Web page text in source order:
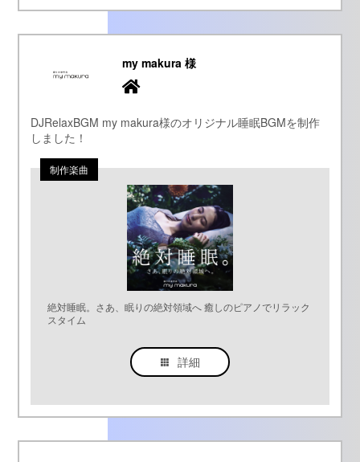
my makura 様
DJRelaxBGM my makura様のオリジナル睡眠BGMを制作
しました！
絶対睡眠。さあ、眠りの絶対領域へ 癒しのピアノでリラック
スタイム
詳細